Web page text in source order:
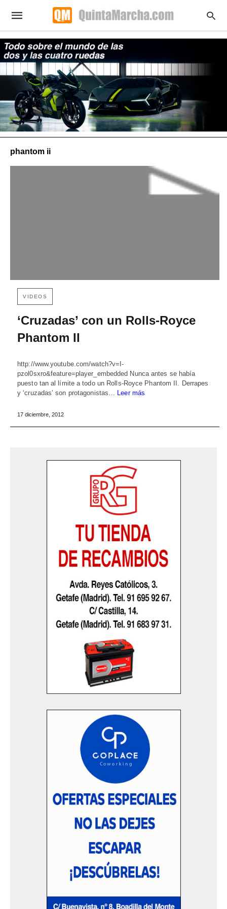
phantom ii
VIDEOS
‘Cruzadas’ con un Rolls-Royce
Phantom II
http://www.youtube.com/watch?v=I-
pzol0sxro&feature=player_embedded Nunca antes se había
puesto tan al límite a todo un Rolls-Royce Phantom II. Derrapes
y ‘cruzadas’ son protagonistas… Leer más
17 diciembre, 2012